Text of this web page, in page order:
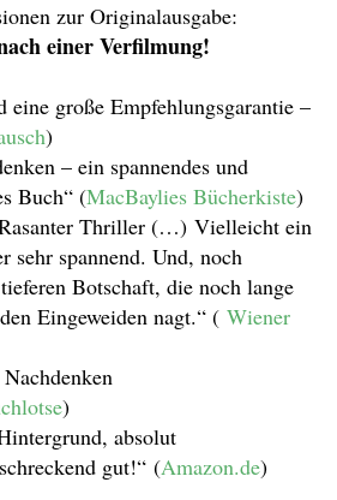
zur Originalausgabe:
einer Verfilmung!
eine große Empfehlungsgarantie –
)
– ein spannendes und
Buch“ (MacBaylies Bücherkiste)
Thriller (…) Vielleicht ein
sehr spannend. Und, noch
Botschaft, die noch lange
Eingeweiden nagt.“ ( Wiener
)
absolut
gut!“ (Amazon.de)